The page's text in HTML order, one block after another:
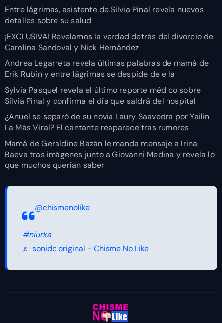
Entre lágrimas, asistente de Silvia Pinal revela nuevos
detalles sobre su salud
¡EXCLUSIVA! Revelamos la verdad detrás del divorcio de
Carolina Sandoval y Nick Hernández
Andrea Legarreta revela últimas palabras de mamá de
Erik Rubín y entre lágrimas se despide de ella
Sylvia Pasquel revela el último reporte médico sobre
Silvia Pinal y confirma el día que saldrá del hospital
¿Anuel se separó de su novia Laury Saavedra por Yailin
La Más Viral? El cantante reaparece tras rumores
Mamá de Geraldine Bazán le manda mensaje a Irina
Baeva tras imágenes junto a Giovanni Medina y revela lo
que muchos querían saber
@chismenolike
#niurka
♬ sonido original - Chisme No Like